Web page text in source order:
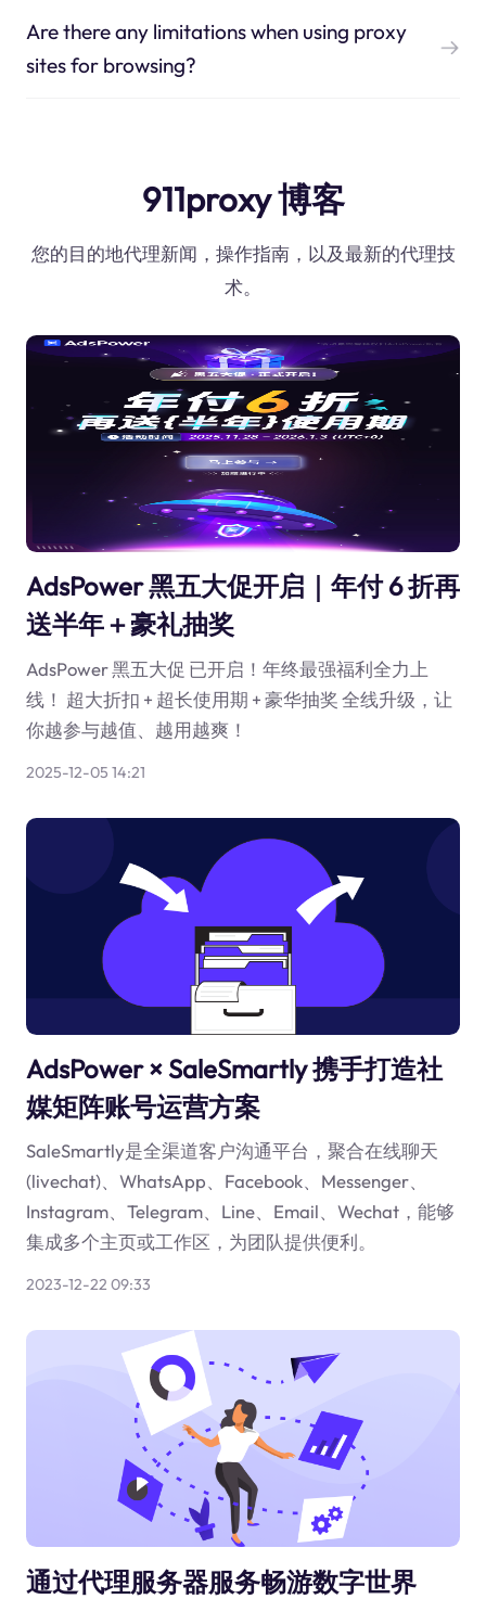
Are there any limitations when using proxy
sites for browsing?
911proxy 博客
您的目的地代理新闻，操作指南，以及最新的代理技
术。
AdsPower 黑五大促开启｜年付 6 折再
送半年＋豪礼抽奖
AdsPower 黑五大促 已开启！年终最强福利全力上
线！ 超大折扣 + 超长使用期 + 豪华抽奖 全线升级，让
你越参与越值、越用越爽！
2025-12-05 14:21
AdsPower × SaleSmartly 携手打造社
媒矩阵账号运营方案
SaleSmartly是全渠道客户沟通平台，聚合在线聊天
(livechat)、WhatsApp、Facebook、Messenger、
Instagram、Telegram、Line、Email、Wechat，能够
集成多个主页或工作区，为团队提供便利。
2023-12-22 09:33
通过代理服务器服务畅游数字世界